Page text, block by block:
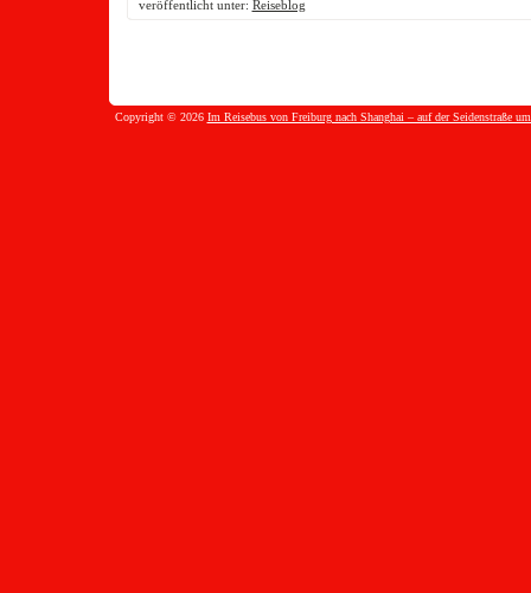
veröffentlicht unter: Reiseblog
Copyright © 2026 Im Reisebus von Freiburg nach Shanghai – auf der Seidenstraße